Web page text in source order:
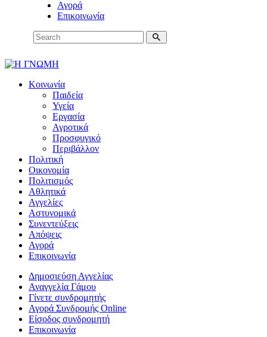
Αγορά
Επικοινωνία
Κοινωνία
Παιδεία
Υγεία
Εργασία
Αγροτικά
Προσφυγικό
Περιβάλλον
Πολιτική
Οικονομία
Πολιτισμός
Αθλητικά
Αγγελίες
Αστυνομικά
Συνεντεύξεις
Απόψεις
Αγορά
Επικοινωνία
Δημοσιεύση Αγγελίας
Αναγγελία Γάμου
Γίνετε συνδρομητής
Αγορά Συνδρομής Online
Είσοδος συνδρομητή
Επικοινωνία